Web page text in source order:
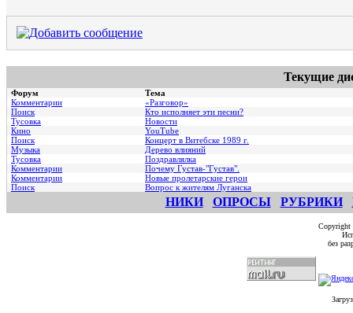
Текущие
Форум
Тема
Комментарии
«Разговор»
Поиск
Кто исполняет эти песни?
Тусовка
Новости
Кино
YouTube
Поиск
Концерт в Витебске 1989 г.
Музыка
Дерево влияний
Тусовка
Поздравлялка
Комментарии
Почему Густав-"Густав".
Комментарии
Hовые пролетарские герои
Поиск
Вопрос к жителям Луганска
НИКИ ОПРОСЫ РУБРИКИ
без